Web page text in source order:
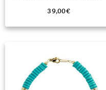
ZIRKON
39,00€